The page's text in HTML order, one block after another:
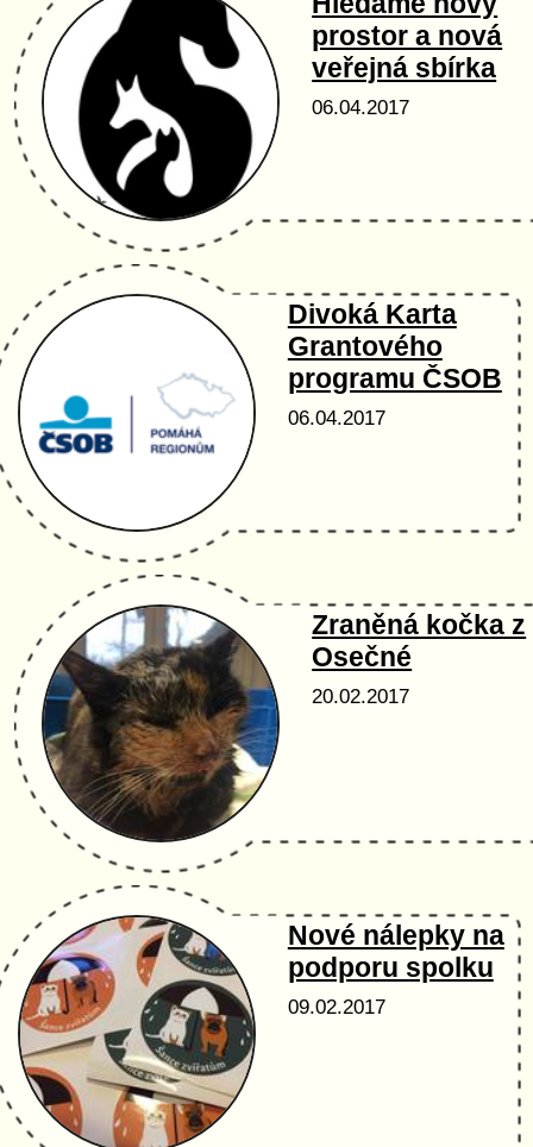
prostor a nová
veřejná sbírka
06.04.2017
Divoká Karta
Grantového
programu ČSOB
06.04.2017
Zraněná kočka z
Osečné
20.02.2017
Nové nálepky na
podporu spolku
09.02.2017